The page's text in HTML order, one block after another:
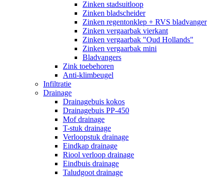
Zinken stadsuitloop
Zinken bladscheider
Zinken regentonklep + RVS bladvanger
Zinken vergaarbak vierkant
Zinken vergaarbak "Oud Hollands"
Zinken vergaarbak mini
Bladvangers
Zink toebehoren
Anti-klimbeugel
Infiltratie
Drainage
Drainagebuis kokos
Drainagebuis PP-450
Mof drainage
T-stuk drainage
Verloopstuk drainage
Eindkap drainage
Riool verloop drainage
Eindbuis drainage
Taludgoot drainage